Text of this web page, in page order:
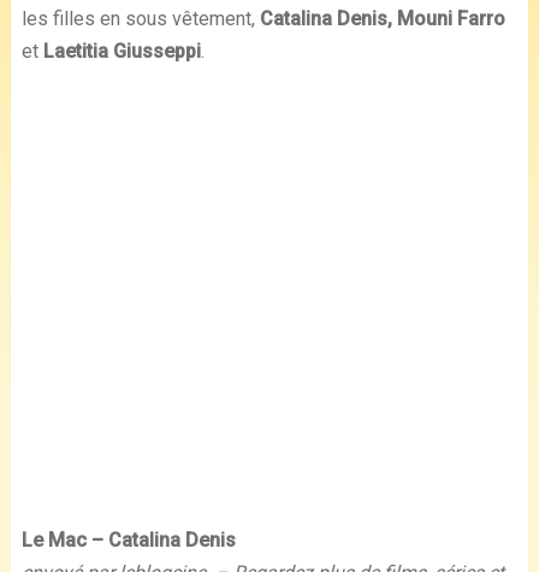
les filles en sous vêtement, Catalina Denis, Mouni Farro
et Laetitia Giusseppi.
Le Mac – Catalina Denis